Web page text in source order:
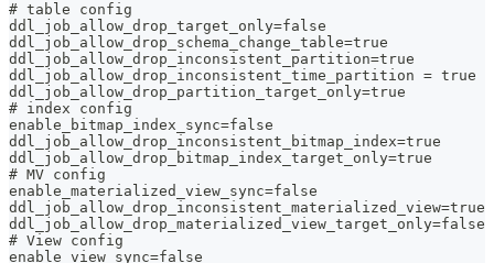
# table config
ddl_job_allow_drop_target_only=false
ddl_job_allow_drop_schema_change_table=true
ddl_job_allow_drop_inconsistent_partition=true
ddl_job_allow_drop_inconsistent_time_partition = true
ddl_job_allow_drop_partition_target_only=true
# index config
enable_bitmap_index_sync=false
ddl_job_allow_drop_inconsistent_bitmap_index=true
ddl_job_allow_drop_bitmap_index_target_only=true
# MV config
enable_materialized_view_sync=false
ddl_job_allow_drop_inconsistent_materialized_view=true
ddl_job_allow_drop_materialized_view_target_only=false
# View config
enable_view_sync=false